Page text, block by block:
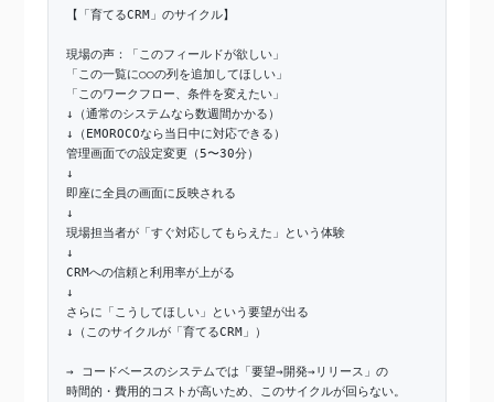
【「育てるCRM」のサイクル】
現場の声：「このフィールドが欲しい」
「この一覧に○○の列を追加してほしい」
「このワークフロー、条件を変えたい」
↓（通常のシステムなら数週間かかる）
↓（EMOROCOなら当日中に対応できる）
管理画面での設定変更（5〜30分）
↓
即座に全員の画面に反映される
↓
現場担当者が「すぐ対応してもらえた」という体験
↓
CRMへの信頼と利用率が上がる
↓
さらに「こうしてほしい」という要望が出る
↓（このサイクルが「育てるCRM」）
→ コードベースのシステムでは「要望→開発→リリース」の
時間的・費用的コストが高いため、このサイクルが回らない。